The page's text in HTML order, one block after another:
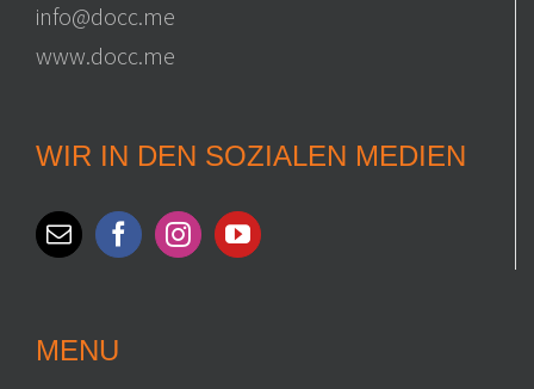
info@docc.me
www.docc.me
WIR IN DEN SOZIALEN MEDIEN
MENU